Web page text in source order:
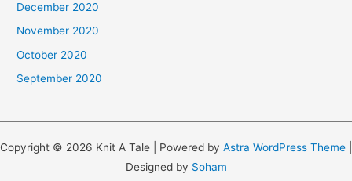
December 2020
November 2020
October 2020
September 2020
Copyright © 2026 Knit A Tale | Powered by Astra WordPress Theme
Designed by Soham